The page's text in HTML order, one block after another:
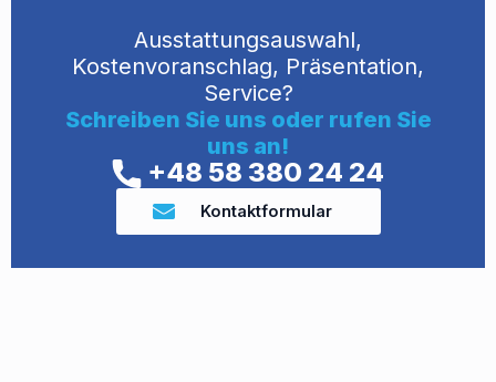
Ausstattungsauswahl,
Kostenvoranschlag, Präsentation,
Service?
Schreiben Sie uns oder rufen Sie
uns an!
+48 58 380 24 24
Kontaktformular